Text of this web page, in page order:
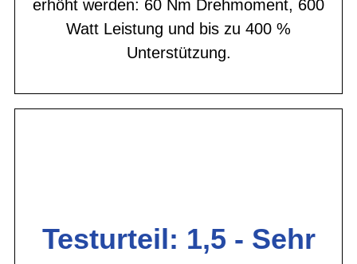
erhöht werden: 60 Nm Drehmoment, 600
Watt Leistung und bis zu 400 %
Unterstützung.
Testurteil: 1,5 - Sehr